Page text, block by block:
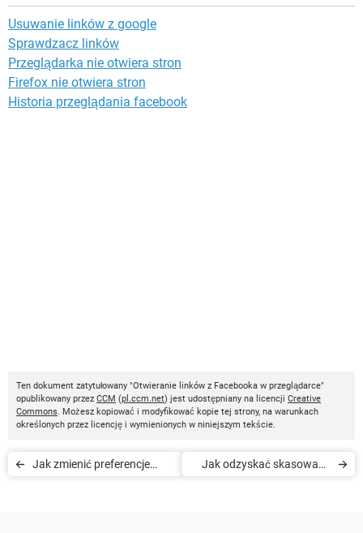
Usuwanie linków z google
Sprawdzacz linków
Przeglądarka nie otwiera stron
Firefox nie otwiera stron
Historia przeglądania facebook
Ten dokument zatytułowany "Otwieranie linków z Facebooka w przeglądarce"
opublikowany przez CCM (pl.ccm.net) jest udostępniany na licencji Creative
Commons. Możesz kopiować i modyfikować kopie tej strony, na warunkach
określonych przez licencję i wymienionych w niniejszym tekście.
Jak zmienić preferencje
Jak odzyskać skasowane